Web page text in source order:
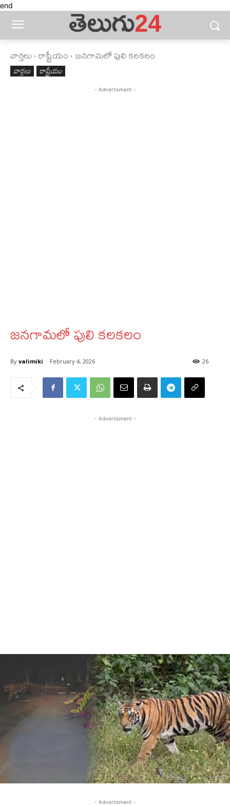
end
వార్తలు రాష్ట్రీయం జనగామలో పులి కలకలం
వార్తలు రాష్ట్రీయం
- Advertisment -
జనగామలో పులి కలకలం
By valimiki February 4, 2026 26
- Advertisment -
- Advertisment -